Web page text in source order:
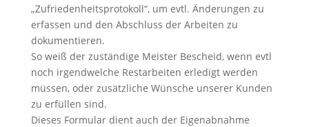
„Zufriedenheitsprotokoll“, um evtl. Änderungen zu
erfassen und den Abschluss der Arbeiten zu
dokumentieren.
So weiß der zuständige Meister Bescheid, wenn evtl
noch irgendwelche Restarbeiten erledigt werden
müssen, oder zusätzliche Wünsche unserer Kunden
zu erfüllen sind.
Dieses Formular dient auch der Eigenabnahme